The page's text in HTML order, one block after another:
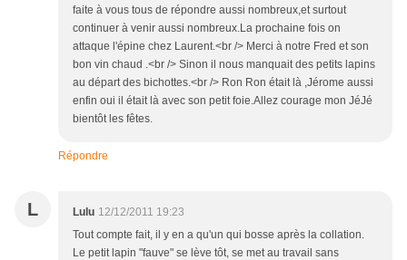
faite à vous tous de répondre aussi nombreux,et surtout
continuer à venir aussi nombreux.La prochaine fois on
attaque l'épine chez Laurent.<br /> Merci à notre Fred et son
bon vin chaud .<br /> Sinon il nous manquait des petits lapins
au départ des bichottes.<br /> Ron Ron était là ,Jérome aussi
enfin oui il était là avec son petit foie.Allez courage mon JéJé
bientôt les fêtes.
Répondre
L Lulu 12/12/2011 19:23
Tout compte fait, il y en a qu'un qui bosse après la collation.
Le petit lapin "fauve" se lève tôt, se met au travail sans